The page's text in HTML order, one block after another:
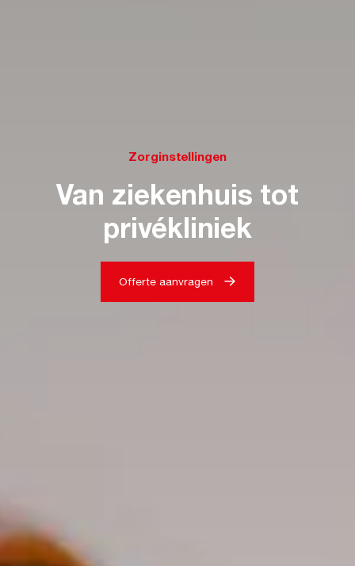
Zorginstellingen
Van ziekenhuis tot
privékliniek
Offerte aanvragen